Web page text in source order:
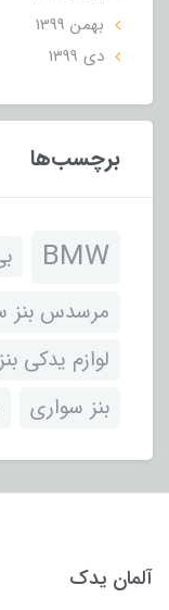
بهمن 1399
دی 1399
برچسب‌ها
BMW
مرسدس بنز
لوازم یدکی بنز
بنز سواری
آلمان یدک